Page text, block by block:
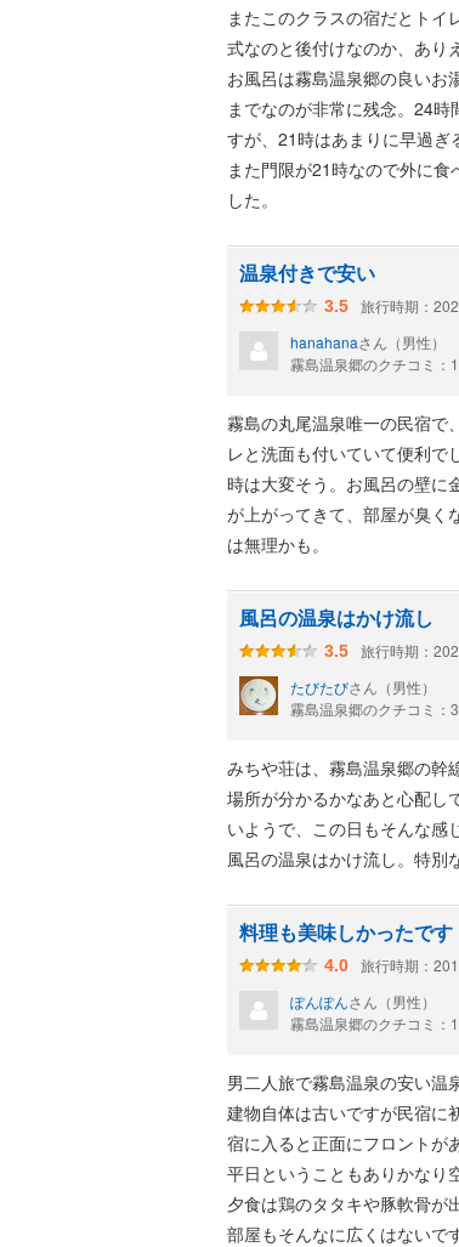
またこのクラスの宿だとトイ
式なのと後付けなのか、あり
お風呂は霧島温泉郷の良いお
までなのが非常に残念。24
すが、21時はあまりに早過ぎ
また門限が21時なので外に
した。
温泉付きで安い
3.5
旅行時期：
hanahanaさん（男性）
霧島温泉郷のクチコミ：
霧島の丸尾温泉唯一の民宿で
レと洗面も付いていて便利で
時は大変そう。お風呂の壁に
が上がってきて、部屋が臭く
は無理かも。
風呂の温泉はかけ流し
3.5
旅行時期：
たびたびさん（男性）
霧島温泉郷のクチコミ：
みちや荘は、霧島温泉郷の幹
場所が分かるかなあと心配し
いようで、この日もそんな感
風呂の温泉はかけ流し。特別
料理も美味しかったです
4.0
旅行時期：
ぽんぽんさん（男性）
霧島温泉郷のクチコミ：
男二人旅で霧島温泉の安い温
建物自体は古いですが民宿に
宿に入ると正面にフロントが
平日ということもありかなり
夕食は鶏のタタキや豚軟骨が
部屋もそんなに広くはないで